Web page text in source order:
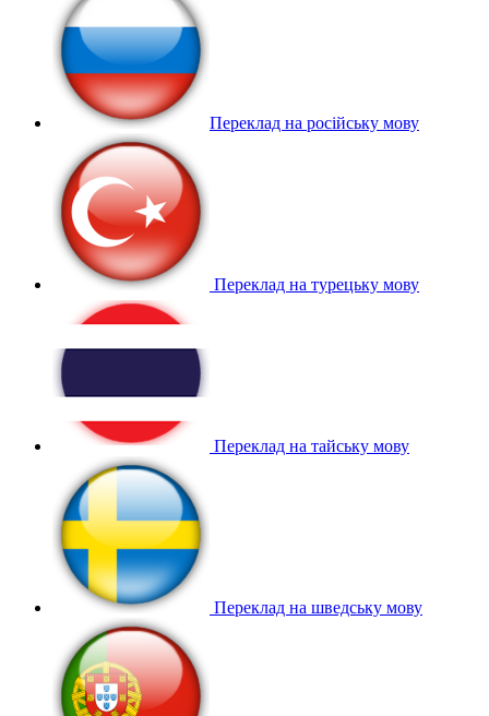
Переклад на російську мову
Переклад на турецьку мову
Переклад на тайську мову
Переклад на шведську мову